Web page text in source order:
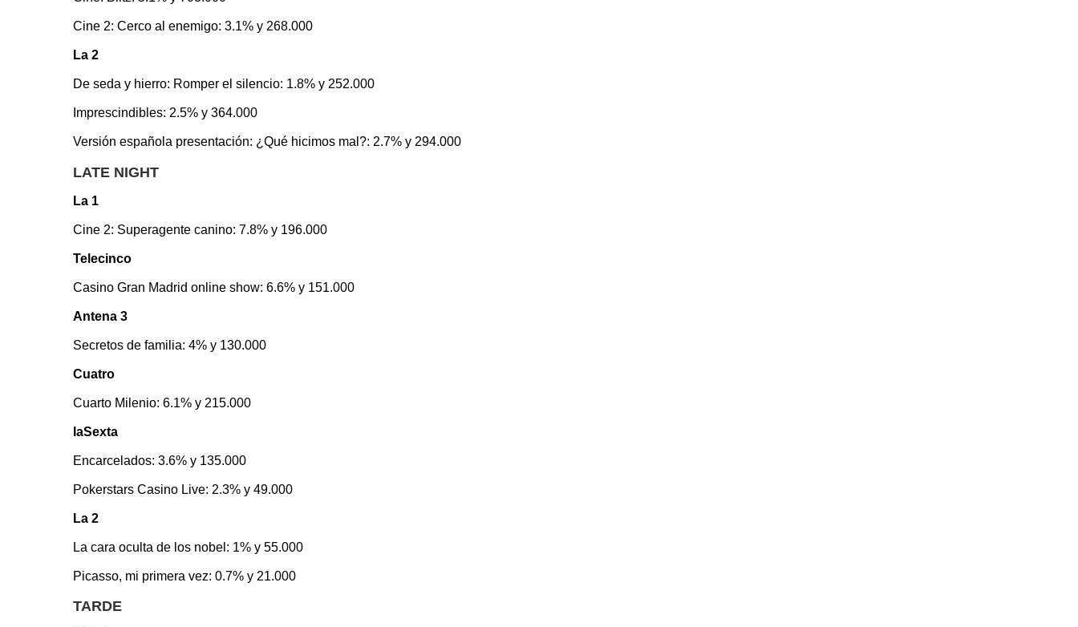
Cine 2: Cerco al enemigo: 3.1% y 268.000
La 2
De seda y hierro: Romper el silencio: 1.8% y 252.000
Imprescindibles: 2.5% y 364.000
Versión española presentación: ¿Qué hicimos mal?: 2.7% y 294.000
LATE NIGHT
La 1
Cine 2: Superagente canino: 7.8% y 196.000
Telecinco
Casino Gran Madrid online show: 6.6% y 151.000
Antena 3
Secretos de familia: 4% y 130.000
Cuatro
Cuarto Milenio: 6.1% y 215.000
laSexta
Encarcelados: 3.6% y 135.000
Pokerstars Casino Live: 2.3% y 49.000
La 2
La cara oculta de los nobel: 1% y 55.000
Picasso, mi primera vez: 0.7% y 21.000
TARDE